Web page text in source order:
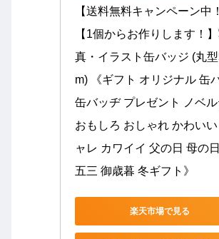
【送料無料キャンペーン中
【1個からお作りします！
真・イラスト缶バッジ (丸
m) 《ギフト オリジナル 缶
缶バッヂ プレゼント ノベル
おもしろ おしゃれ かわい
ャレ カワイイ 父の日 母の
五三 御歳暮 冬ギフト》
楽天市場で見る